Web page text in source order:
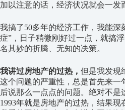
加以注意的话，经济状况就会一发
我搞了50多年的经济工作，我能深
症”，日子稍微刚好过一点，就搞
名其妙的折腾、无知的决策。
我讲过房地产的过热， 但是我发现
这个问题的严重性，总是首先来一
后说那么一点点的问题。绝对不是
1993年就是房地产的过热，结果现